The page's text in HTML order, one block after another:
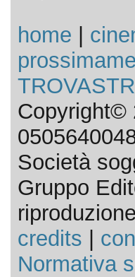
home
Copyright©
Società
Gruppo
credits
Normativa